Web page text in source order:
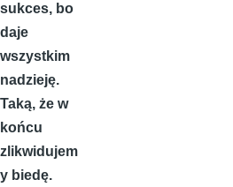
sukces, bo
daje
wszystkim
nadzieję.
Taką, że w
końcu
zlikwidujem
y biedę.